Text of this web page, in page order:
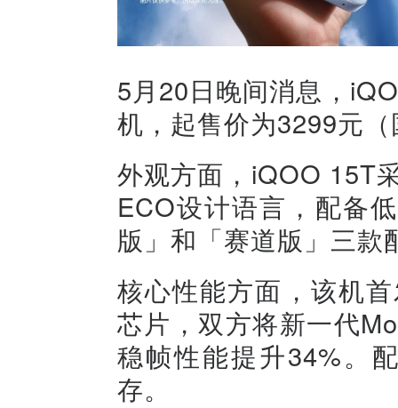
5月20日晚间消息，
机，起售价为3299元
外观方面，iQOO 15T
ECO设计语言，配备
版」和「赛道版」三款
核心性能方面，该机
芯片，双方将新一代
稳帧性能提升34%。
存。